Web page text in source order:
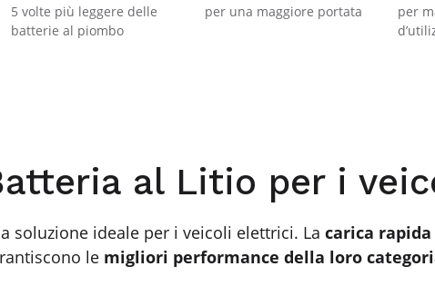
5 volte più leggere delle
batterie al piombo
per una maggiore portata
per
al Litio per i
soluzione ideale per i veicoli elettrici. La carica rapida
le migliori performance della loro